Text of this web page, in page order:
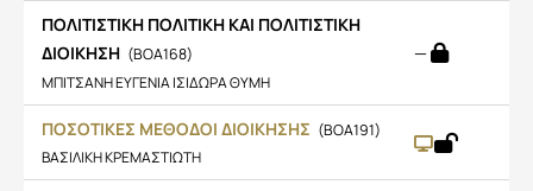
ΠΟΛΙΤΙΣΤΙΚΗ ΠΟΛΙΤΙΚΗ ΚΑΙ ΠΟΛΙΤΙΣΤΙΚΗ
ΔΙΟΙΚΗΣΗ (BOA168)
ΜΠΙΤΣΑΝΗ ΕΥΓΕΝΙΑ ΙΣΙΔΩΡΑ ΘΥΜΗ
—
ΠΟΣΟΤΙΚΕΣ ΜΕΘΟΔΟΙ ΔΙΟΙΚΗΣΗΣ (BOA191)
ΒΑΣΙΛΙΚΗ ΚΡΕΜΑΣΤΙΩΤΗ